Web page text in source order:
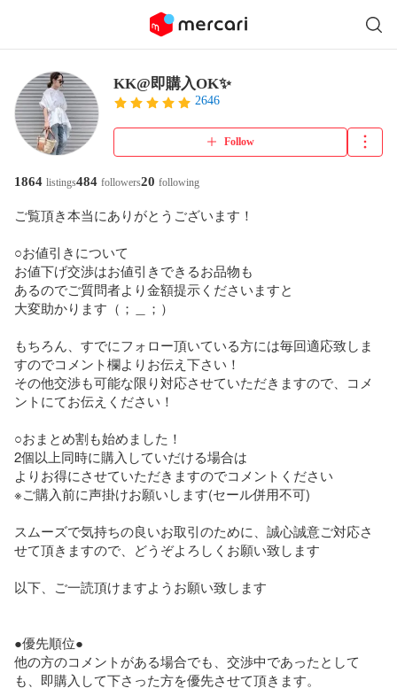
KK@即購入OK✨
2646
Follow
1864 listings484 followers20 following
ご覧頂き本当にありがとうございます！
○お値引きについて
お値下げ交渉はお値引きできるお品物も
あるのでご質問者より金額提示くださいますと
大変助かります（；＿；）
もちろん、すでにフォロー頂いている方には毎回適応致しま
すのでコメント欄よりお伝え下さい！
その他交渉も可能な限り対応させていただきますので、コメ
ントにてお伝えください！
○おまとめ割も始めました！
2個以上同時に購入していだける場合は
よりお得にさせていただきますのでコメントください
※ご購入前に声掛けお願いします(セール併用不可)
スムーズで気持ちの良いお取引のために、誠心誠意ご対応さ
せて頂きますので、どうぞよろしくお願い致します
以下、ご一読頂けますようお願い致します
●優先順位●
他の方のコメントがある場合でも、交渉中であったとして
も、即購入して下さった方を優先させて頂きます。